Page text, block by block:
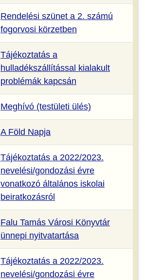
Rendelési szünet a 2. számú
fogorvosi körzetben
Tájékoztatás a
hulladékszállítással kialakult
problémák kapcsán
Meghívó (testületi ülés)
A Föld Napja
Tájékoztatás a 2022/2023.
nevelési/gondozási évre
vonatkozó általános iskolai
beiratkozásról
Falu Tamás Városi Könyvtár
ünnepi nyitvatartása
Tájékoztatás a 2022/2023.
nevelési/gondozási évre